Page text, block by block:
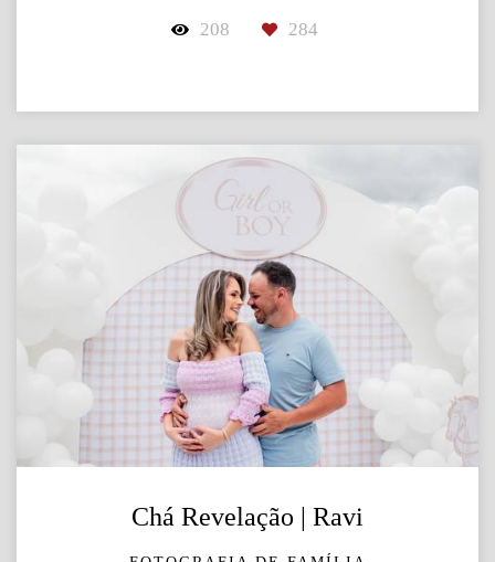
208 284
Chá Revelação | Ravi